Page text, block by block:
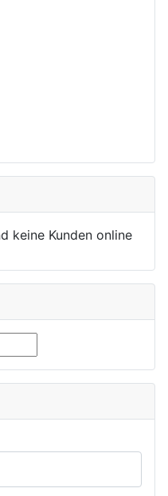
keine Kunden online